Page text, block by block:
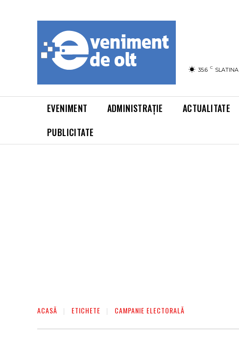
35.6 C SLATINA
EVENIMENT ADMINISTRAȚIE ACTUALITATE
PUBLICITATE
ACASĂ ETICHETE CAMPANIE ELECTORALĂ